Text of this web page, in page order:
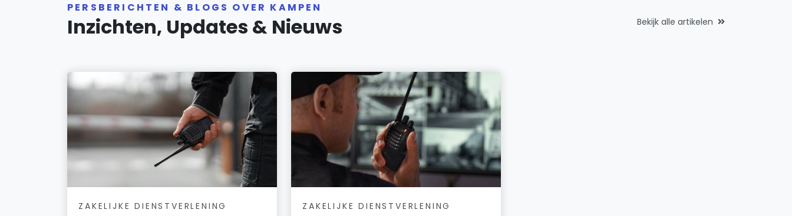
PERSBERICHTEN & BLOGS OVER KAMPEN
Inzichten, Updates & Nieuws Bekijk alle artikelen
ZAKELIJKE DIENSTVERLENING ZAKELIJKE DIENSTVERLENING